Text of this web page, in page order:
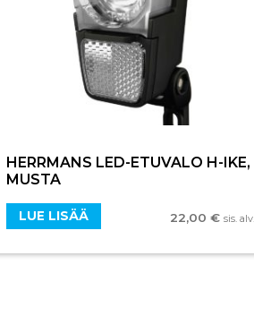
HERRMANS LED-ETUVALO H-IKE,
MUSTA
22,00 € sis. alv.
LUE LISÄÄ